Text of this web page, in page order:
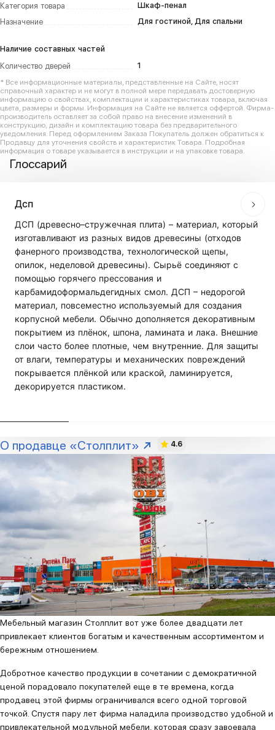
Категория товара
Шкаф-пенал
Назначение
Для гостиной, Для спальни
Наличие составных частей
Количество дверей
1
* Все информационные материалы, представленные на Сайте, носят
справочный характер и не могут в полной мере передавать достоверную
информацию о свойствах, комплектации и характеристиках товара, включая
цвета, размеры и формы. Информация на Сайте не является оффертой. Фирма-
производитель оставляет за собой право на внесение изменений в
конструкцию, дизайн и комплектацию товара без предварительного
уведомления. Перед оформлением Заказа Покупатель должен обратиться к
Продавцу для уточнения свойств и характеристик Товара. Подробная
информация о товаре указывается в инструкции и на упаковке товара.
Глоссарий
Дсп
ДСП (древесно–стружечная плита) – материал, который
изготавливают из разных видов древесины (отходов
фанерного производства, технологической щепы,
опилок, неделовой древесины). Сырьё соединяют с
помощью горячего прессования и
карбамидоформальдегидных смол. ДСП – недорогой
материал, повсеместно используемый для создания
корпусной мебели. Обычно дополняется декоративным
покрытием из плёнок, шпона, ламината и лака. Внешние
слои часто более плотные, чем внутренние. Для защиты
от влаги, температуры и механических повреждений
покрывается плёнкой или краской, ламинируется,
декорируется пластиком.
О продавце «Столплит» 4.6
Мебельный магазин Столплит вот уже более двадцати лет
привлекает клиентов богатым и качественным ассортиментом и
бережным отношением.
Добротное качество продукции в сочетании с демократичной
ценой порадовало покупателей еще в те времена, когда
продавец этой фирмы ограничивался всего одной торговой
точкой. Спустя пару лет фирма наладила производство удобной и
привлекательной модульной мебели, которая сразу завоевала